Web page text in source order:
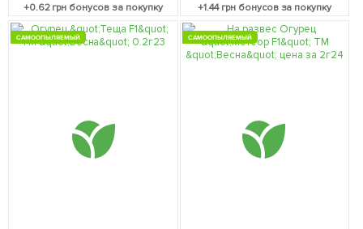
+0.62грн бонусов за покупку +1.44грн бонусов за покупку
САМООПЫЛЯЕМЫЙ САМООПЫЛЯЕМЫЙ